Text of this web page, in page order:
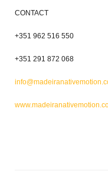
CONTACT
+351 962 516 550
+351 291 872 068